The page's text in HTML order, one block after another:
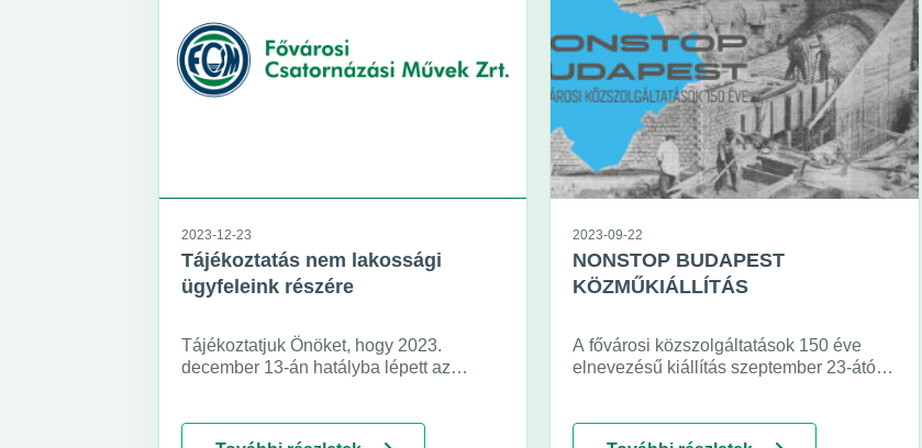
2023-12-23
Tájékoztatás nem lakossági
ügyfeleink részére
Tájékoztatjuk Önöket, hogy 2023.
december 13-án hatályba lépett az
felhasználók országosan egységes
2023-09-22
NONSTOP BUDAPEST
KÖZMŰKIÁLLÍTÁS
A fővárosi közszolgáltatások 150 éve
elnevezésű kiállítás szeptember 23-ától
Színtérben.